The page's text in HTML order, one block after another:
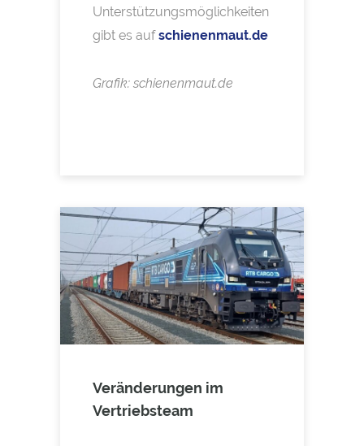
Unterstützungsmöglichkeiten
gibt es aufschienenmaut.de
Grafik: schienenmaut.de
Veränderungen im
Vertriebsteam